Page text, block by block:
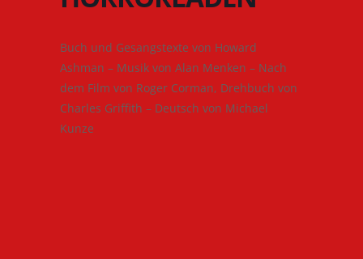
Buch und Gesangstexte von Howard
Ashman – Musik von Alan Menken – Nach
dem Film von Roger Corman, Drehbuch von
Charles Griffith – Deutsch von Michael
Kunze